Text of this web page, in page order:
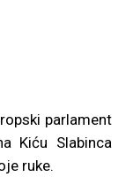
parlament
Kiću Slabinca
ruke.